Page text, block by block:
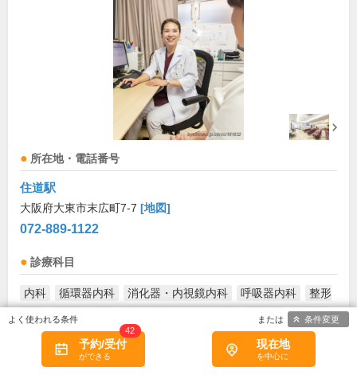
所在地・電話番号
住道駅
大阪府大東市末広町7-7 [地図]
072-889-1122
診療科目
内科 循環器内科 消化器・内視鏡内科 呼吸器内科
整形
外科
リウマチ科 皮膚科
アレル
ギー科
形成外科 ... もっと見る
診療/受付時間・休診日
予約/受付
42
現在地
条件変更